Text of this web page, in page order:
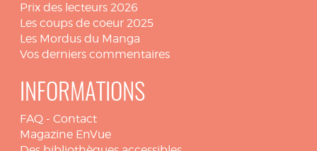
Prix des lecteurs 2026
Les coups de coeur 2025
Les Mordus du Manga
Vos derniers commentaires
INFORMATIONS
FAQ - Contact
Magazine EnVue